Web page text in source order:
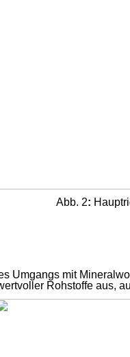
Abb. 2:
Umgangs mit
Rohstoffe aus,